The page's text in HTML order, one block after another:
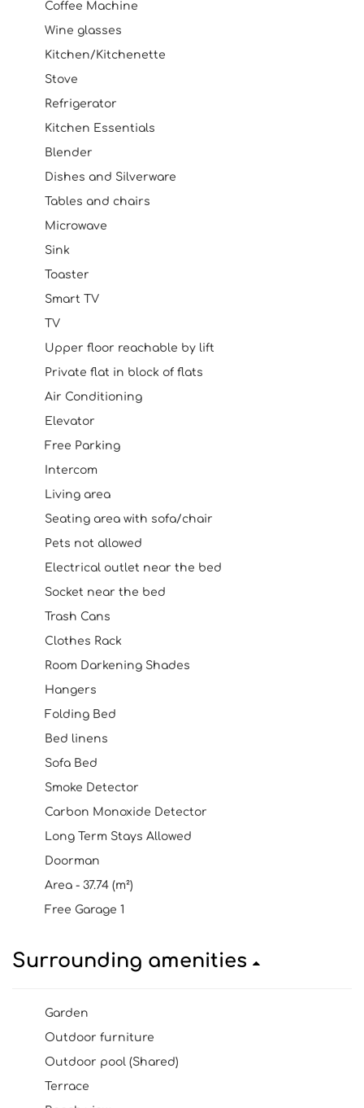
Coffee Machine
Wine glasses
Kitchen/Kitchenette
Stove
Refrigerator
Kitchen Essentials
Blender
Dishes and Silverware
Tables and chairs
Microwave
Sink
Toaster
Smart TV
TV
Upper floor reachable by lift
Private flat in block of flats
Air Conditioning
Elevator
Free Parking
Intercom
Living area
Seating area with sofa/chair
Pets not allowed
Electrical outlet near the bed
Socket near the bed
Trash Cans
Clothes Rack
Room Darkening Shades
Hangers
Folding Bed
Bed linens
Sofa Bed
Smoke Detector
Carbon Monoxide Detector
Long Term Stays Allowed
Doorman
Area - 37.74 (m²)
Free Garage 1
Surrounding amenities
Garden
Outdoor furniture
Outdoor pool (Shared)
Terrace